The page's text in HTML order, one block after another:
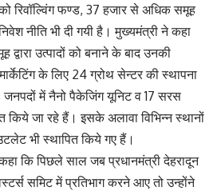
रिवॉल्विंग फण्ड, 37 हजार से अधिक समूह
नीति भी दी गयी है। मुख्यमंत्री ने कहा
द्वारा उत्पादों को बनाने के बाद उनकी
के लिए 24 ग्रोथ सेन्टर की स्थापना
जनपदों में नैनो पैकेजिंग यूनिट व 17 सरस
किये जा रहे हैं। इसके अलावा विभिन्न स्थानों
भी स्थापित किये गए हैं।
कि पिछले साल जब प्रधानमंत्री देहरादून
समिट में प्रतिभाग करने आए तो उन्होंने